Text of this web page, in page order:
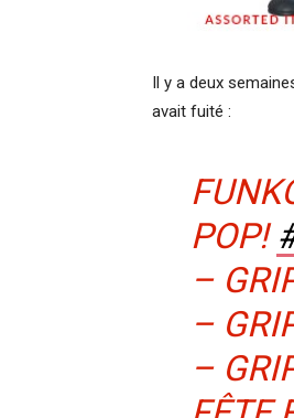
Il y a deux
avait fuité :
POP!
–
–
–